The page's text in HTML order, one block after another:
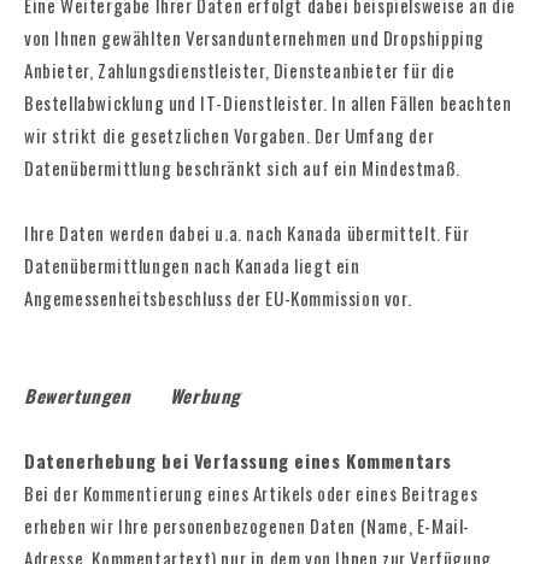
von Ihnen gewählten Versandunternehmen und Dropshipping
Anbieter, Zahlungsdienstleister, Diensteanbieter für die
Bestellabwicklung und IT-Dienstleister. In allen Fällen beachten
wir strikt die gesetzlichen Vorgaben. Der Umfang der
Datenübermittlung beschränkt sich auf ein Mindestmaß.
Ihre Daten werden dabei u.a. nach Kanada übermittelt. Für
Datenübermittlungen nach Kanada liegt ein
Angemessenheitsbeschluss der EU-Kommission vor.
Bewertungen Werbung
Datenerhebung bei Verfassung eines Kommentars
Bei der Kommentierung eines Artikels oder eines Beitrages
erheben wir Ihre personenbezogenen Daten (Name, E-Mail-
Adresse, Kommentartext) nur in dem von Ihnen zur Verfügung